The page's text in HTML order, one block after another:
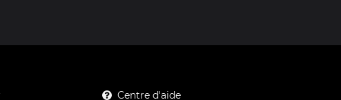
Centre d'aide